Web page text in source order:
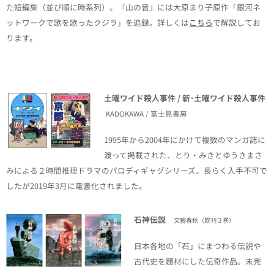
た短編集（並び順に時系列）。『山の音』には大原まり子原作「銀河ネ
ットワークで歌を歌ったクジラ」を追録。詳しくはこちらで解説してお
ります。
土曜ワイド殺人事件 / 新･土曜ワイド殺人事件
KADOKAWA / 富士見書房
1995年から2004年にかけて複数のマンガ誌に
渡って掲載された、とり・みきとゆうきまさ
みによる２時間推理ドラマのパロディギャグシリーズ。長らく入手不可で
したが2019年3月に電書化されました。
石神伝説 文藝春秋（既刊３巻）
日本各地の「石」にまつわる伝説や
古代史を題材にした伝奇作品。未完